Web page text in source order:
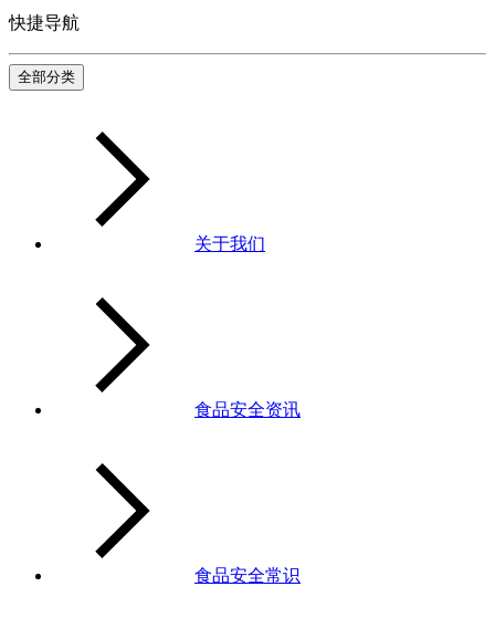
快捷导航
全部分类
关于我们
食品安全资讯
食品安全常识